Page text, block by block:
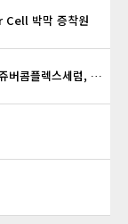
Cell 박막 증착원
세럼비비, 리쥬버콤플렉스세럼, 베리어씨리쥬버네이션크림, 엔자임파우더, 브라이트토닝크림